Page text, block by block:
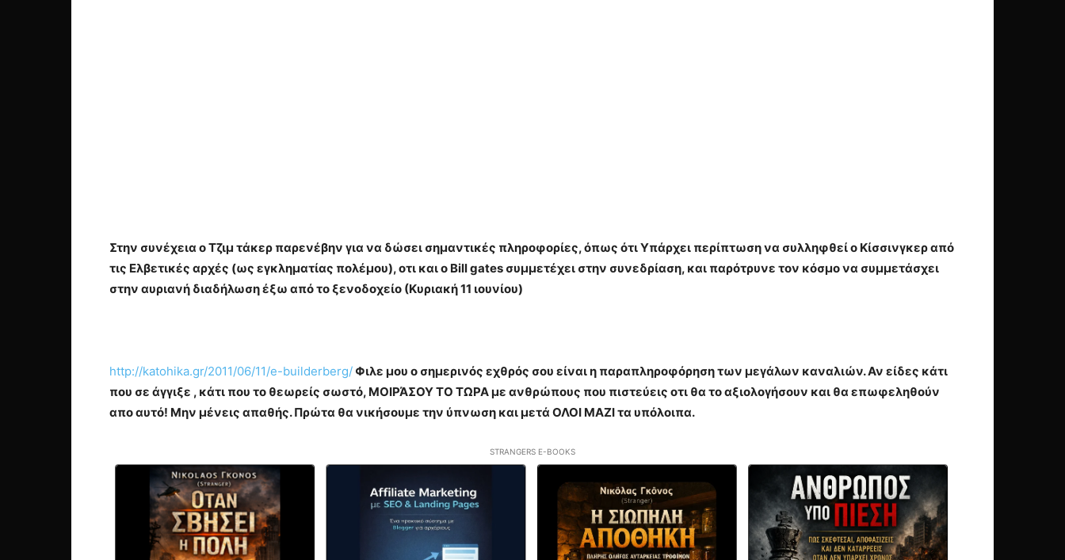
Στην συνέχεια ο Τζιμ τάκερ παρενέβην για να δώσει σημαντικές πληροφορίες, όπως ότι Υπάρχει περίπτωση να συλληφθεί ο Κίσσινγκερ από
τις Ελβετικές αρχές (ως εγκληματίας πολέμου), οτι και ο Βill gates συμμετέχει στην συνεδρίαση, και παρότρυνε τον κόσμο να συμμετάσχει
στην αυριανή διαδήλωση έξω από το ξενοδοχείο (Κυριακή 11 ιουνίου)
http://katohika.gr/2011/06/11/e-builderberg/ Φιλε μου ο σημερινός εχθρός σου είναι η παραπληροφόρηση των μεγάλων καναλιών. Αν είδες κάτι
που σε άγγιξε , κάτι που το θεωρείς σωστό, ΜΟΙΡΆΣΟΥ ΤΟ ΤΩΡΑ με ανθρώπους που πιστεύεις οτι θα το αξιολογήσουν και θα επωφεληθούν
απο αυτό! Μην μένεις απαθής. Πρώτα θα νικήσουμε την ύπνωση και μετά ΟΛΟΙ ΜΑΖΙ τα υπόλοιπα.
STRANGERS E-BOOKS